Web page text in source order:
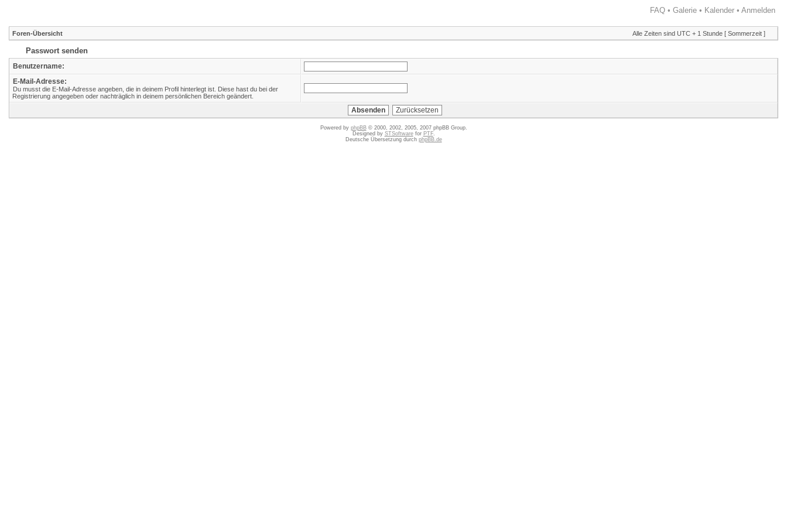
FAQ • Galerie • Kalender • Anmelden
Foren-Übersicht Alle Zeiten sind UTC + 1 Stunde [ Sommerzeit ]
Passwort senden
Benutzername:
E-Mail-Adresse:
Du musst die E-Mail-Adresse angeben, die in deinem Profil hinterlegt ist. Diese hast du bei der
Registrierung angegeben oder nachträglich in deinem persönlichen Bereich geändert.
Powered by phpBB© 2000, 2002, 2005, 2007 phpBB Group.
Designed by STSoftwarefor PTF.
Deutsche Übersetzung durch phpBB.de